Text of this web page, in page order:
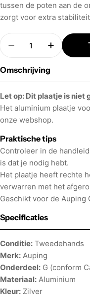
tussen de poten aan de
zorgt voor extra
Aantal
Hoeveelheid
Omschrijving
Let op: Dit plaatje is niet
Het aluminium plaatje
onze webshop.
Praktische tips
Controleer in de
is dat je nodig hebt.
Het plaatje heeft rechte
verwarren met het
Geschikt voor de Auping
Specificaties
Conditie: Tweedehands
Merk: Auping
Onderdeel: G (conform
Materiaal: Aluminium
Kleur: Zilver